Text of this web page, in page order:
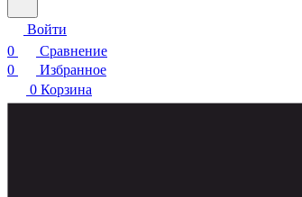
Войти
0
Сравнение
0
Избранное
0 Корзина